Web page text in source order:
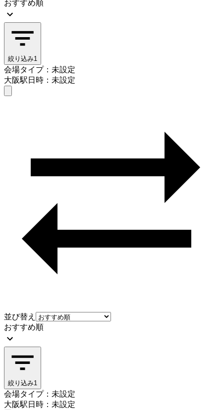
おすすめ順
絞り込み1
会場タイプ：未設定
大阪駅日時：未設定
並び替え
おすすめ順
絞り込み1
会場タイプ：未設定
大阪駅日時：未設定